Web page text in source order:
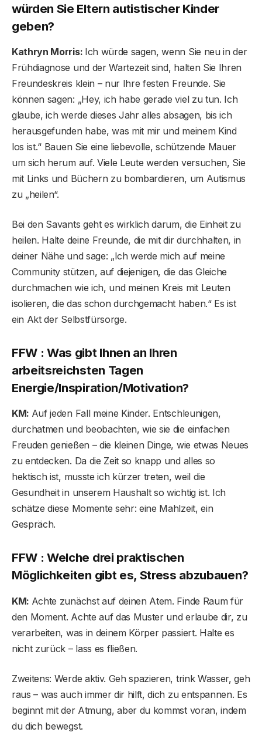
würden Sie Eltern autistischer Kinder
geben?
Kathryn Morris: Ich würde sagen, wenn Sie neu in der
Frühdiagnose und der Wartezeit sind, halten Sie Ihren
Freundeskreis klein – nur Ihre festen Freunde. Sie
können sagen: „Hey, ich habe gerade viel zu tun. Ich
glaube, ich werde dieses Jahr alles absagen, bis ich
herausgefunden habe, was mit mir und meinem Kind
los ist.“ Bauen Sie eine liebevolle, schützende Mauer
um sich herum auf. Viele Leute werden versuchen, Sie
mit Links und Büchern zu bombardieren, um Autismus
zu „heilen“.
Bei den Savants geht es wirklich darum, die Einheit zu
heilen. Halte deine Freunde, die mit dir durchhalten, in
deiner Nähe und sage: „Ich werde mich auf meine
Community stützen, auf diejenigen, die das Gleiche
durchmachen wie ich, und meinen Kreis mit Leuten
isolieren, die das schon durchgemacht haben.“ Es ist
ein Akt der Selbstfürsorge.
FFW : Was gibt Ihnen an Ihren
arbeitsreichsten Tagen
Energie/Inspiration/Motivation?
KM: Auf jeden Fall meine Kinder. Entschleunigen,
durchatmen und beobachten, wie sie die einfachen
Freuden genießen – die kleinen Dinge, wie etwas Neues
zu entdecken. Da die Zeit so knapp und alles so
hektisch ist, musste ich kürzer treten, weil die
Gesundheit in unserem Haushalt so wichtig ist. Ich
schätze diese Momente sehr: eine Mahlzeit, ein
Gespräch.
FFW : Welche drei praktischen
Möglichkeiten gibt es, Stress abzubauen?
KM: Achte zunächst auf deinen Atem. Finde Raum für
den Moment. Achte auf das Muster und erlaube dir, zu
verarbeiten, was in deinem Körper passiert. Halte es
nicht zurück – lass es fließen.
Zweitens: Werde aktiv. Geh spazieren, trink Wasser, geh
raus – was auch immer dir hilft, dich zu entspannen. Es
beginnt mit der Atmung, aber du kommst voran, indem
du dich bewegst.